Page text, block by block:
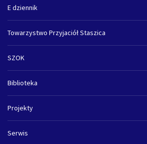
E dziennik
Towarzystwo Przyjaciół Staszica
SZOK
Biblioteka
Projekty
Serwis